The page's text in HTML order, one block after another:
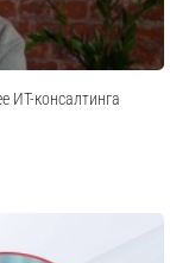
ИТ-консалтинга